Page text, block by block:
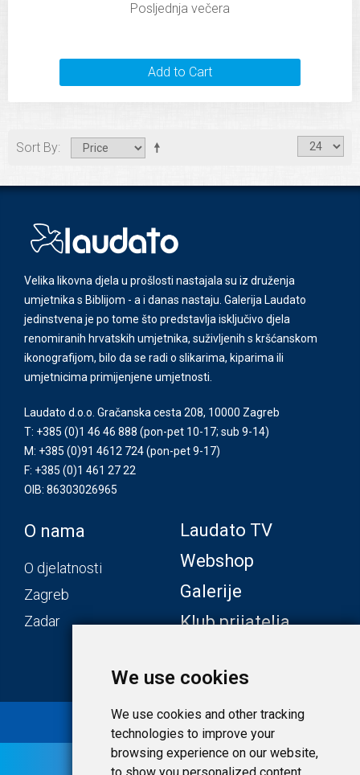
We use cookies
We use cookies and other tracking
technologies to improve your
browsing experience on our website,
Posljednja večera
Add to Cart
Sort By
Velika likovna djela u prošlosti nastajala su iz druženja
umjetnika s Biblijom - a i danas nastaju. Galerija Laudato
jedinstvena je po tome što predstavlja isključivo djela
renomiranih hrvatskih umjetnika, suživljenih s kršćanskom
ikonografijom, bilo da se radi o slikarima, kiparima ili
umjetnicima primijenjene umjetnosti.
Laudato d.o.o. Gračanska cesta 208, 10000 Zagreb
T: +385 (0)1 46 46 888 (pon-pet 10-17; sub 9-14)
M: +385 (0)91 4612 724(pon-pet 9-17)
F: +385 (0)1 461 27 22
OIB: 86303026965
O nama
O djelatnosti
Zagreb
Zadar
Laudato TV
Webshop
Galerije
Klub prijatelja
© 2020 Laudato.hr |Uvjeti i privatnost